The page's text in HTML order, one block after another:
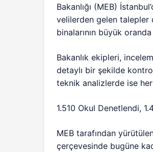
Bakanlığı (MEB)
velilerden gelen talepler
binalarının büyük
Bakanlık ekipleri,
detaylı bir şekilde
teknik analizlerde ise
1.510 Okul Denetlendi,
MEB tarafından
çerçevesinde bugüne